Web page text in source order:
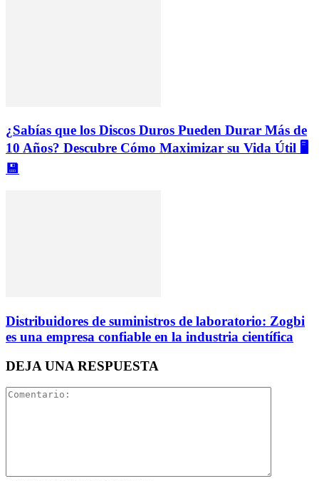
¿Sabías que los Discos Duros Pueden Durar Más de
10 Años? Descubre Cómo Maximizar su Vida Útil 🖥️
💾
Distribuidores de suministros de laboratorio: Zogbi
es una empresa confiable en la industria científica
DEJA UNA RESPUESTA